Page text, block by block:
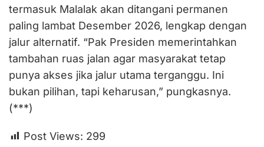
termasuk Malalak akan ditangani permanen
paling lambat Desember 2026, lengkap dengan
jalur alternatif. “Pak Presiden memerintahkan
tambahan ruas jalan agar masyarakat tetap
punya akses jika jalur utama terganggu. Ini
bukan pilihan, tapi keharusan,” pungkasnya.
(***)
Post Views: 299